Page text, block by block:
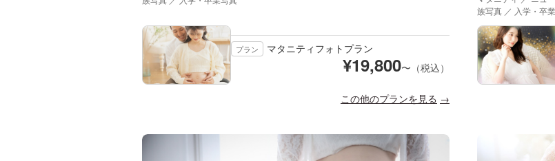
プラン マタニティフォトプラン
¥19,800〜（税込）
この他のプランを見る
族写真 ／ 入学・卒